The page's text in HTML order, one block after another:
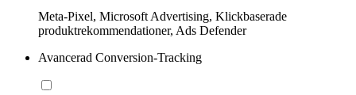
Meta-Pixel, Microsoft Advertising, Klickbaserade
produktrekommendationer, Ads Defender
Avancerad Conversion-Tracking